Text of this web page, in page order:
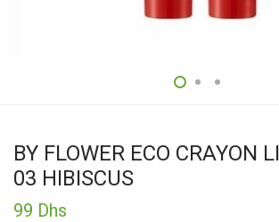
BY FLOWER ECO CRAYON
03 HIBISCUS
99 Dhs